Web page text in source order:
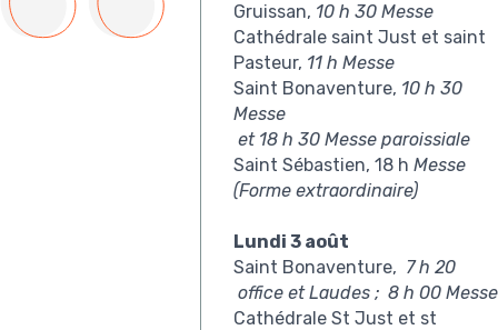
Gruissan, 10 h 30 Messe
Cathédrale saint Just et saint
Pasteur, 11 h Messe
Saint Bonaventure, 10 h 30
Messe
et 18 h 30 Messe paroissiale
Saint Sébastien, 18 h Messe
(Forme extraordinaire)
Lundi 3 août
Saint Bonaventure, 7 h 20
office et Laudes ; 8 h 00 Messe
Cathédrale St Just et st